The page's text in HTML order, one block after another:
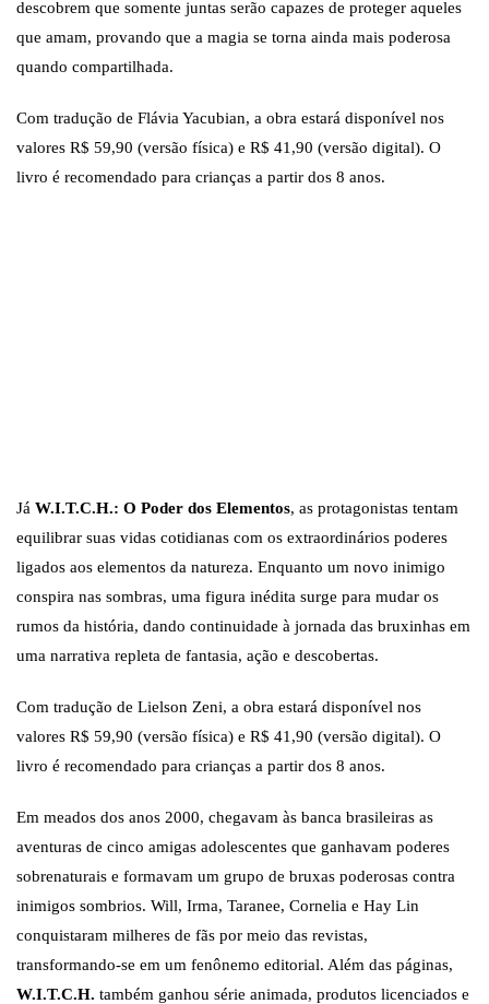
descobrem que somente juntas serão capazes de proteger aqueles
que amam, provando que a magia se torna ainda mais poderosa
quando compartilhada.
Com tradução de Flávia Yacubian, a obra estará disponível nos
valores R$ 59,90 (versão física) e R$ 41,90 (versão digital). O
livro é recomendado para crianças a partir dos 8 anos.
Já W.I.T.C.H.: O Poder dos Elementos, as protagonistas tentam
equilibrar suas vidas cotidianas com os extraordinários poderes
ligados aos elementos da natureza. Enquanto um novo inimigo
conspira nas sombras, uma figura inédita surge para mudar os
rumos da história, dando continuidade à jornada das bruxinhas em
uma narrativa repleta de fantasia, ação e descobertas.
Com tradução de Lielson Zeni, a obra estará disponível nos
valores R$ 59,90 (versão física) e R$ 41,90 (versão digital). O
livro é recomendado para crianças a partir dos 8 anos.
Em meados dos anos 2000, chegavam às banca brasileiras as
aventuras de cinco amigas adolescentes que ganhavam poderes
sobrenaturais e formavam um grupo de bruxas poderosas contra
inimigos sombrios. Will, Irma, Taranee, Cornelia e Hay Lin
conquistaram milheres de fãs por meio das revistas,
transformando-se em um fenônemo editorial. Além das páginas,
W.I.T.C.H. também ganhou série animada, produtos licenciados e